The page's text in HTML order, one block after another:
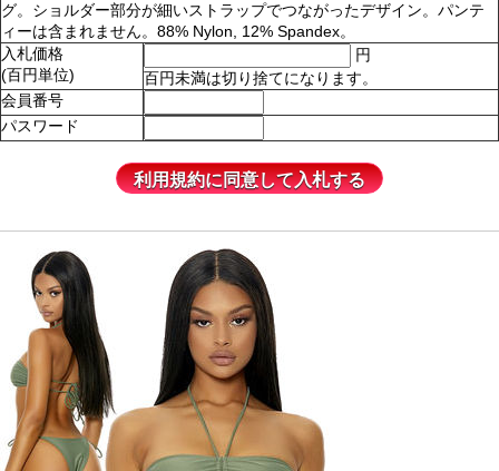
グ。ショルダー部分が細いストラップでつながったデザイン。パンテ
ィーは含まれません。88% Nylon, 12% Spandex。
入札価格
(百円単位)
円
百円未満は切り捨てになります。
会員番号
パスワード